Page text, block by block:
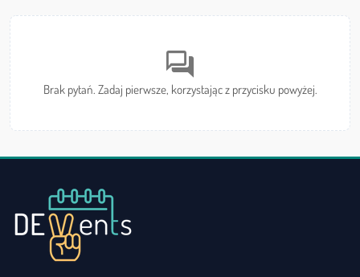
forum
Brak pytań. Zadaj pierwsze, korzystając z przycisku powyżej.